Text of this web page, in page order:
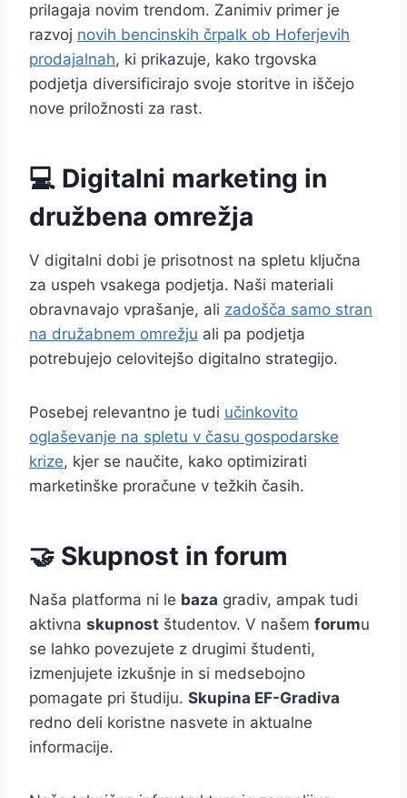
prilagaja novim trendom. Zanimiv primer je
razvoj novih bencinskih črpalk ob Hoferjevih
prodajalnah, ki prikazuje, kako trgovska
podjetja diversificirajo svoje storitve in iščejo
nove priložnosti za rast.
💻 Digitalni marketing in
družbena omrežja
V digitalni dobi je prisotnost na spletu ključna
za uspeh vsakega podjetja. Naši materiali
obravnavajo vprašanje, ali zadošča samo stran
na družabnem omrežju ali pa podjetja
potrebujejo celovitejšo digitalno strategijo.
Posebej relevantno je tudi učinkovito
oglaševanje na spletu v času gospodarske
krize, kjer se naučite, kako optimizirati
marketinške proračune v težkih časih.
🤝 Skupnost in forum
Naša platforma ni le baza gradiv, ampak tudi
aktivna skupnost študentov. V našem forumu
se lahko povezujete z drugimi študenti,
izmenjujete izkušnje in si medsebojno
pomagate pri študiju. Skupina EF-Gradiva
redno deli koristne nasvete in aktualne
informacije.